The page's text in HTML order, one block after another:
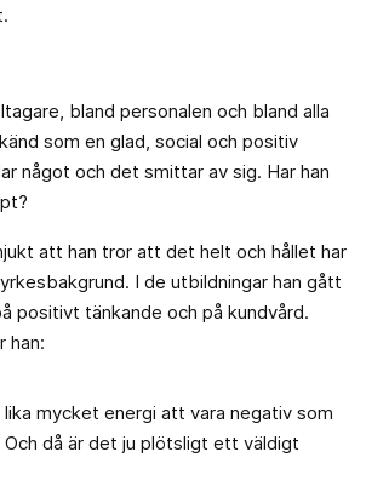
bland personalen och bland alla
som en glad, social och positiv
något och det smittar av sig. Har han
att han tror att det helt och hållet har
I de utbildningar han gått
positivt tänkande och på kundvård.
han:
mycket energi att vara negativ som
då är det ju plötsligt ett väldigt